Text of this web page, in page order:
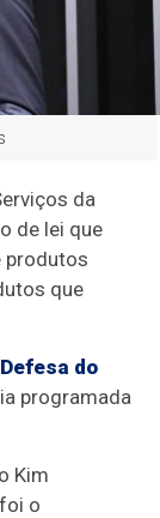
da
de lei que
produtos
que
do
programada
Kim
o